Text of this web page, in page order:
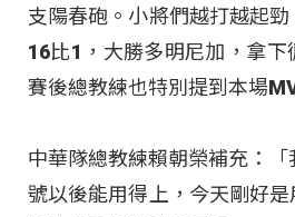
支陽春砲。小將們越打越起
16比1，大勝多明尼加，拿下
賽後總教練也特別提到本場
中華隊總教練賴朝榮補充：
號以後能用得上，今天剛好